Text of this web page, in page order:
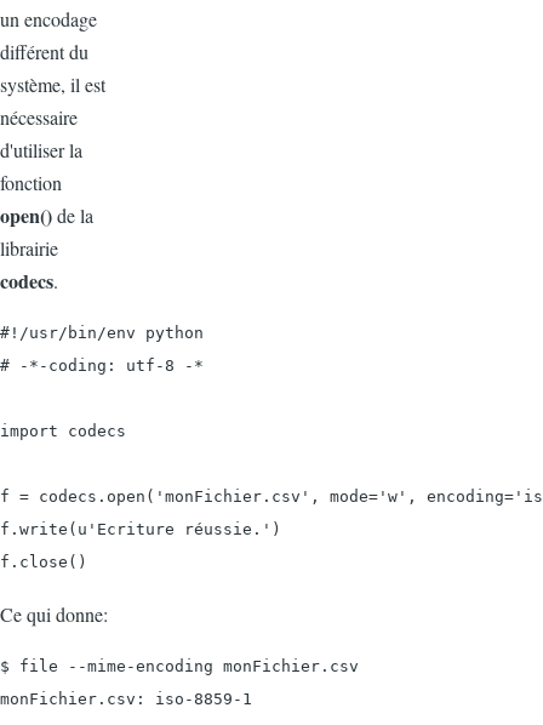
un encodage
différent du
système, il est
nécessaire
d'utiliser la
fonction
open()de la
librairie
codecs.
#!/usr/bin/env python
# -*-coding: utf-8 -*
import codecs
f = codecs.open('monFichier.csv', mode='w',
f.write(u'Ecriture réussie.')
f.close()
Ce qui donne:
$ file --mime-encoding monFichier.csv
monFichier.csv: iso-8859-1